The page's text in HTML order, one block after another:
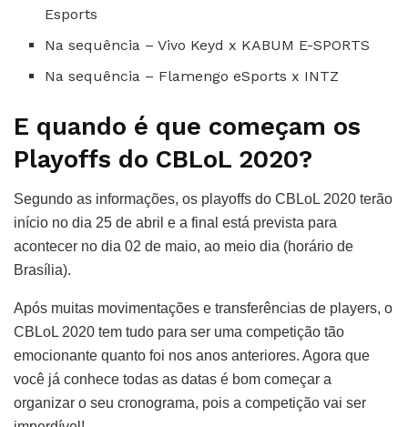
Esports
Na sequência – Vivo Keyd x KABUM E-SPORTS
Na sequência – Flamengo eSports x INTZ
E quando é que começam os
Playoffs do CBLoL 2020?
Segundo as informações, os playoffs do CBLoL 2020 terão
início no dia 25 de abril e a final está prevista para
acontecer no dia 02 de maio, ao meio dia (horário de
Brasília).
Após muitas movimentações e transferências de players, o
CBLoL 2020 tem tudo para ser uma competição tão
emocionante quanto foi nos anos anteriores. Agora que
você já conhece todas as datas é bom começar a
organizar o seu cronograma, pois a competição vai ser